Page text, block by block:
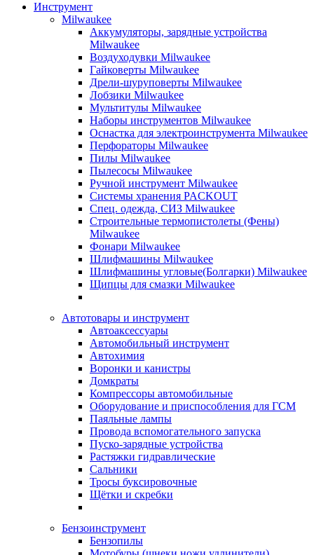
Инструмент
Milwaukee
Аккумуляторы, зарядные устройства
Milwaukee
Воздуходувки Milwaukee
Гайковерты Milwaukee
Дрели-шуруповерты Milwaukee
Лобзики Milwaukee
Мультитулы Milwaukee
Наборы инструментов Milwaukee
Оснастка для электроинструмента Milwaukee
Перфораторы Milwaukee
Пилы Milwaukee
Пылесосы Milwaukee
Ручной инструмент Milwaukee
Системы хранения PACKOUT
Спец. одежда, СИЗ Milwaukee
Строительные термопистолеты (Фены)
Milwaukee
Фонари Milwaukee
Шлифмашины Milwaukee
Шлифмашины угловые(Болгарки) Milwaukee
Щипцы для смазки Milwaukee
Автотовары и инструмент
Автоаксессуары
Автомобильный инструмент
Автохимия
Воронки и канистры
Домкраты
Компрессоры автомобильные
Оборудование и приспособления для ГСМ
Паяльные лампы
Провода вспомогательного запуска
Пуско-зарядные устройства
Растяжки гидравлические
Сальники
Тросы буксировочные
Щётки и скребки
Бензоинструмент
Бензопилы